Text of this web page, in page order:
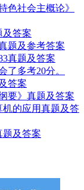
色社会主概论》
及答案
题及参考答案
真题及答案
了多考20分。
答案
要》真题及答案
机的应用真题及答
题及答案